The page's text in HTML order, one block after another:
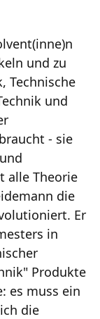
und zu
Technische
und
- sie
alle Theorie
die
Er
in
Produkte
es muss ein
die